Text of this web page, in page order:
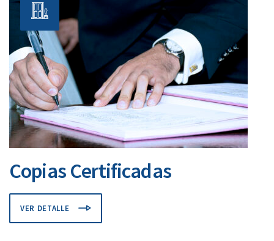
Copias Certificadas
VER DETALLE